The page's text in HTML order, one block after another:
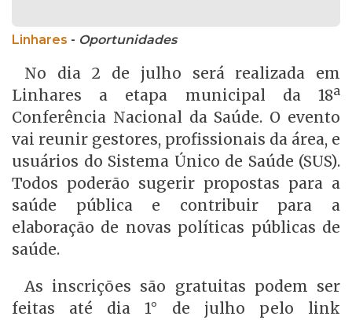
Linhares - Oportunidades
No dia 2 de julho será realizada em
Linhares a etapa municipal da 18ª
Conferência Nacional da Saúde. O evento
vai reunir gestores, profissionais da área, e
usuários do Sistema Único de Saúde (SUS).
Todos poderão sugerir propostas para a
saúde pública e contribuir para a
elaboração de novas políticas públicas de
saúde.
As inscrições são gratuitas podem ser
feitas até dia 1° de julho pelo link